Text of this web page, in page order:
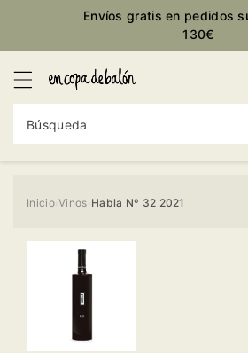
Envíos gratis en pedidos
130€
Búsqueda
Inicio›Vinos Habla Nº 32 2021